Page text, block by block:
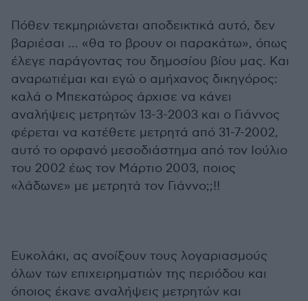
Πόθεν τεκμηριώνεται αποδεικτικά αυτό, δεν
βαριέσαι ... «θα το βρουν οι παρακάτω», όπως
έλεγε παράγοντας του δημοσίου βίου μας. Και
αναρωτιέμαι και εγώ ο αμήχανος δικηγόρος:
καλά ο Μπεκατώρος άρχισε να κάνει
αναλήψεις μετρητών 13-3-2003 και ο Γιάννος
φέρεται να κατέθετε μετρητά από 31-7-2002,
αυτό το ορφανό μεσοδιάστημα από τον Ιούλιο
του 2002 έως τον Μάρτιο 2003, ποιος
«λάδωνε» με μετρητά τον Γιάννο;;!!
Ευκολάκι, ας ανοίξουν τους λογαριασμούς
όλων των επιχειρηματιών της περιόδου και
όποιος έκανε αναλήψεις μετρητών και